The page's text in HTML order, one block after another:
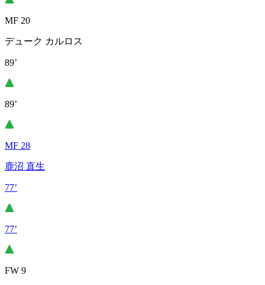
MF 20
デューク カルロス
89’
89’
MF 28
鹿沼 直生
77’
77’
FW 9